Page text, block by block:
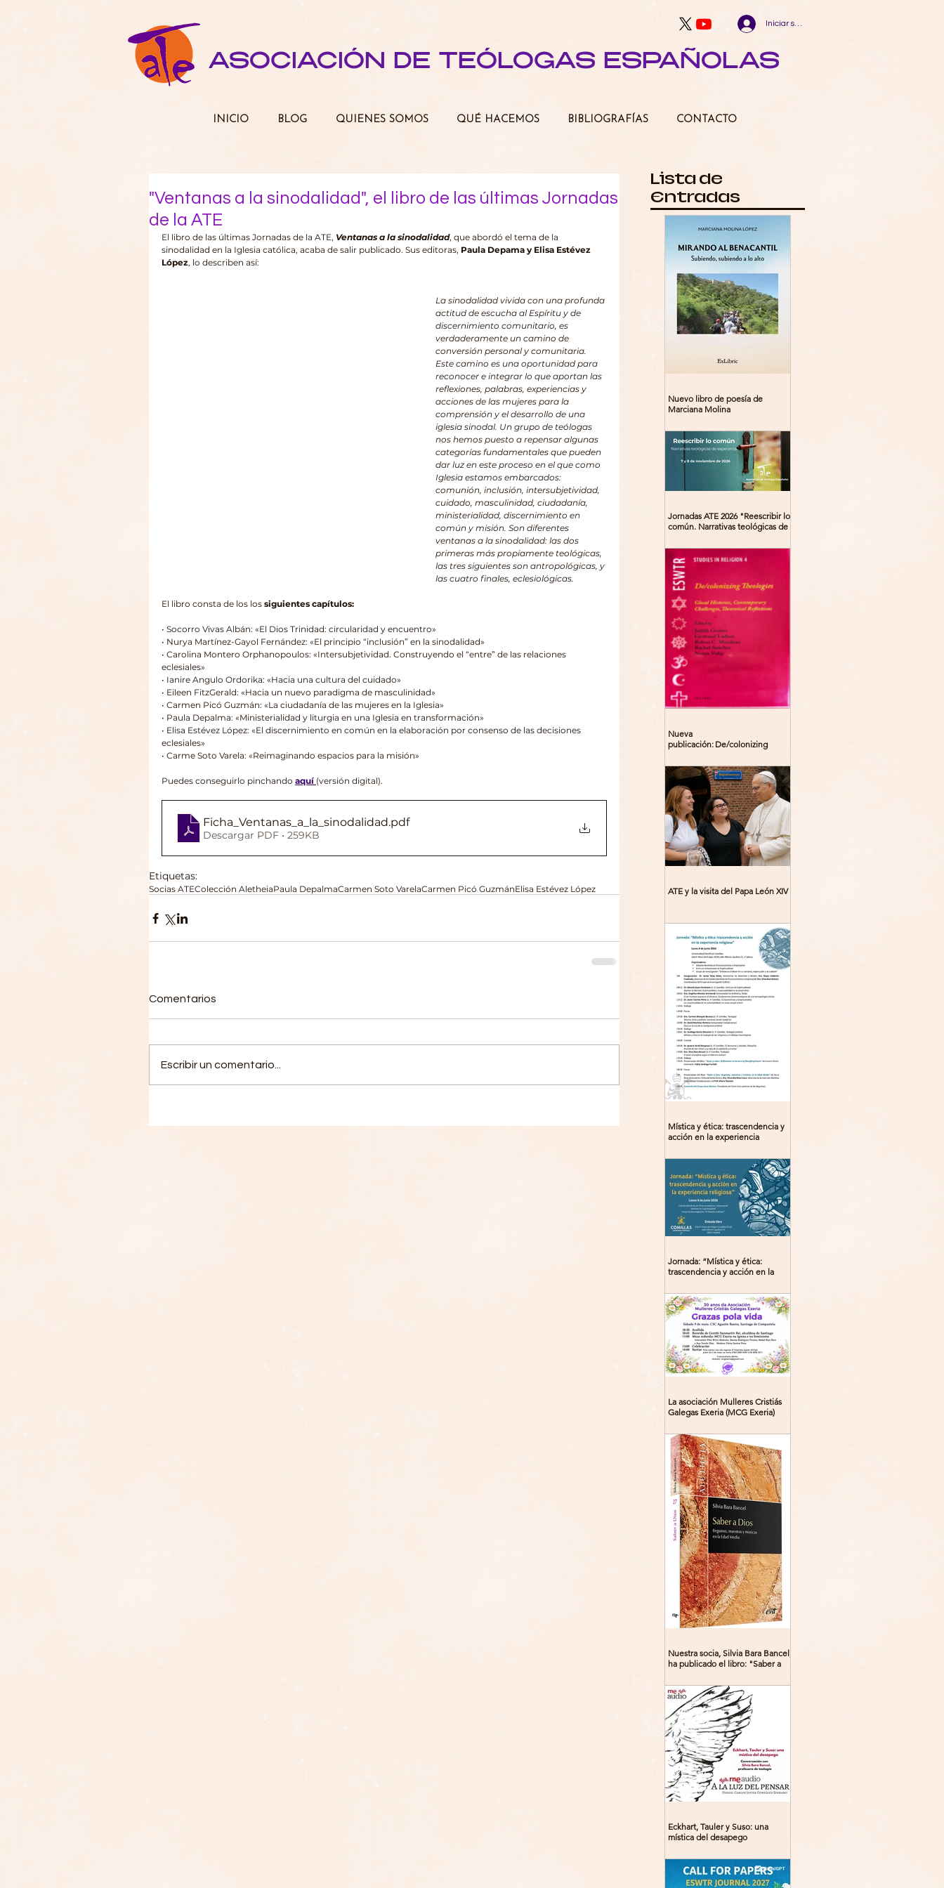
Iniciar sesión
ASOCIACIÓN DE TEÓLOGAS ESPAÑOLAS
"Ventanas a la sinodalidad", el libro de las últimas Jornadas
de la ATE
El libro de las últimas Jornadas de la ATE, Ventanas a la sinodalidad, que abordó el tema de la
sinodalidad en la Iglesia católica, acaba de salir publicado. Sus editoras, Paula Depama y Elisa Estévez
López, lo describen así:
La sinodalidad vivida con una profunda
actitud de escucha al Espíritu y de
discernimiento comunitario, es
verdaderamente un camino de
conversión personal y comunitaria.
Este camino es una oportunidad para
reconocer e integrar lo que aportan las
reflexiones, palabras, experiencias y
acciones de las mujeres para la
comprensión y el desarrollo de una
iglesia sinodal. Un grupo de teólogas
nos hemos puesto a repensar algunas
categorías fundamentales que pueden
dar luz en este proceso en el que como
Iglesia estamos embarcados:
comunión, inclusión, intersubjetividad,
cuidado, masculinidad, ciudadanía,
ministerialidad, discernimiento en
común y misión. Son diferentes
ventanas a la sinodalidad: las dos
primeras más propiamente teológicas,
las tres siguientes son antropológicas, y
las cuatro finales, eclesiológicas.
El libro consta de los los siguientes capítulos:
• Socorro Vivas Albán: «El Dios Trinidad: circularidad y encuentro»
• Nurya Martínez-Gayol Fernández: «El principio “inclusión” en la sinodalidad»
• Carolina Montero Orphanopoulos: «Intersubjetividad. Construyendo el “entre” de las relaciones
eclesiales»
• Ianire Angulo Ordorika: «Hacia una cultura del cuidado»
• Eileen FitzGerald: «Hacia un nuevo paradigma de masculinidad»
• Carmen Picó Guzmán: «La ciudadanía de las mujeres en la Iglesia»
• Paula Depalma: «Ministerialidad y liturgia en una Iglesia en transformación»
• Elisa Estévez López: «El discernimiento en común en la elaboración por consenso de las decisiones
eclesiales»
• Carme Soto Varela: «Reimaginando espacios para la misión»
Puedes conseguirlo pinchando aquí (versión digital).
Ficha_Ventanas_a_la_sinodalidad.pdf
Descargar PDF • 259KB
Etiquetas:
Socias ATEColección AletheiaPaula DepalmaCarmen Soto VarelaCarmen Picó GuzmánElisa Estévez López
Comentarios
Escribir un comentario...
Nuevo libro de poesía de
Marciana Molina
Jornadas ATE 2026 "Reescribir lo
común. Narrativas teológicas de
Madrid
Nueva
publicación: De/colonizing
Contemporary Challenges,
Theoretical Reflections
ATE y la visita del Papa León XIV
Mística y ética: trascendencia y
acción en la experiencia
del libro: 8 de junio (lunes),
Comillas (Madrid) 19horas
Jornada: “Mística y ética:
trascendencia y acción en la
La asociación Mulleres Cristiás
Galegas Exeria (MCG Exeria)
Nuestra socia, Silvia Bara Bancel,
ha publicado el libro: "Saber a
místicas en la Edad Media"
Eckhart, Tauler y Suso: una
mística del desapego
Lista de
Entradas
INICIO BLOG QUIENES SOMOS QUÉ HACEMOS BIBLIOGRAFÍAS CONTACTO